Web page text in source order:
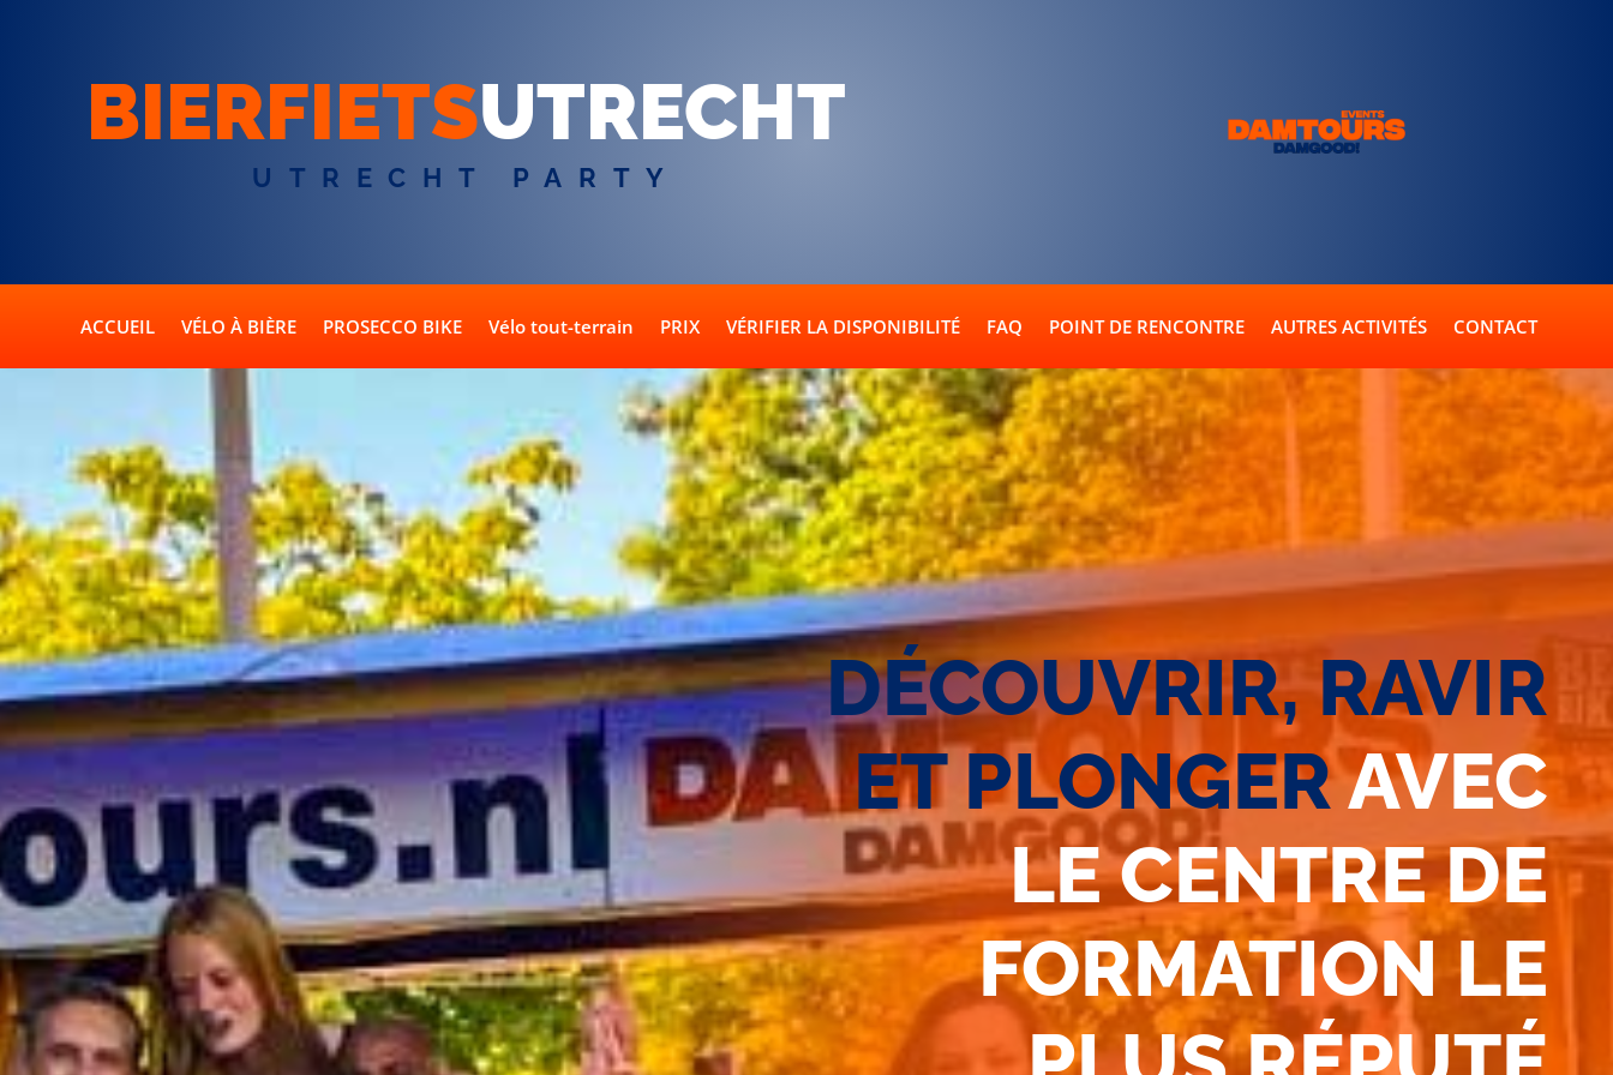
BIERFIETSUTRECHT
UTRECHT PARTY
ACCUEIL VÉLO À BIÈRE PROSECCO BIKE Vélo tout-terrain PRIX VÉRIFIER LA DISPONIBILITÉ FAQ POINT DE RENCONTRE AUTRES ACTIVITÉS CONTACT
DÉCOUVRIR, RAVIR
ET PLONGERAVEC
LE CENTRE DE
FORMATION LE